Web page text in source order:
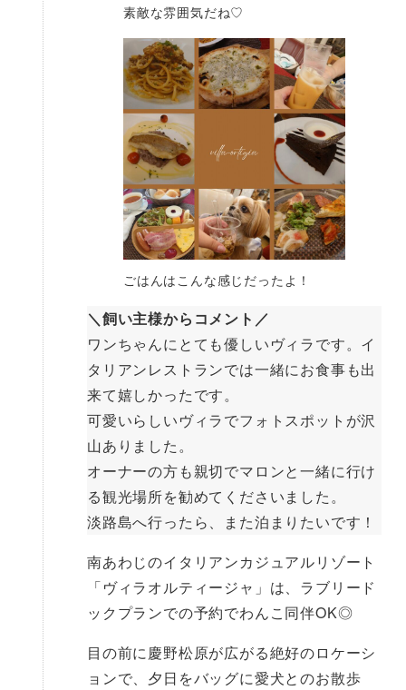
素敵な雰囲気だね♡
ごはんはこんな感じだったよ！
＼飼い主様からコメント／
ワンちゃんにとても優しいヴィラです。イ
タリアンレストランでは一緒にお食事も出
来て嬉しかったです。
可愛いらしいヴィラでフォトスポットが沢
山ありました。
オーナーの方も親切でマロンと一緒に行け
る観光場所を勧めてくださいました。
淡路島へ行ったら、また泊まりたいです！
南あわじのイタリアンカジュアルリゾート
「ヴィラオルティージャ」は、ラブリード
ックプランでの予約でわんこ同伴OK◎
目の前に慶野松原が広がる絶好のロケーシ
ョンで、夕日をバッグに愛犬とのお散歩